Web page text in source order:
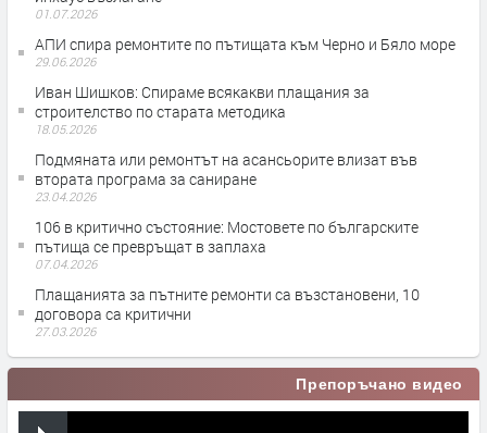
01.07.2026
АПИ спира ремонтите по пътищата към Черно и Бяло море
29.06.2026
Иван Шишков: Спираме всякакви плащания за
строителство по старата методика
18.05.2026
Подмяната или ремонтът на асансьорите влизат във
втората програма за саниране
23.04.2026
106 в критично състояние: Мостовете по българските
пътища се превръщат в заплаха
07.04.2026
Плащанията за пътните ремонти са възстановени, 10
договора са критични
27.03.2026
Препоръчано видео